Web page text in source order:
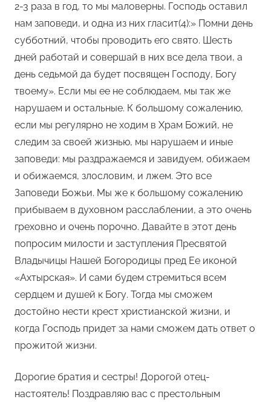
2-3 раза в год, то мы маловерны. Господь оставил
нам заповеди, и одна из них гласит(4):» Помни день
субботний, чтобы проводить его свято. Шесть
дней работай и совершай в них все дела твои, а
день седьмой да будет посвящен Господу, Богу
твоему». Если мы ее не соблюдаем, мы так же
нарушаем и остальные. К большому сожалению,
если мы регулярно не ходим в Храм Божий, не
следим за своей жизнью, мы нарушаем и иные
заповеди: мы раздражаемся и завидуем, обижаем
и обижаемся, злословим, и лжем. Это все
Заповеди Божьи. Мы же к большому сожалению
прибываем в духовном расслаблении, а это очень
греховно и очень порочно. Давайте в этот день
попросим милости и заступления Пресвятой
Владычицы Нашей Богородицы пред Ее иконой
«Ахтырская». И сами будем стремиться всем
сердцем и душей к Богу. Тогда мы сможем
достойно нести крест христианской жизни, и
когда Господь придет за нами сможем дать ответ о
прожитой жизни.
Дорогие братия и сестры! Дорогой отец-
настоятель! Поздравляю вас с престольным